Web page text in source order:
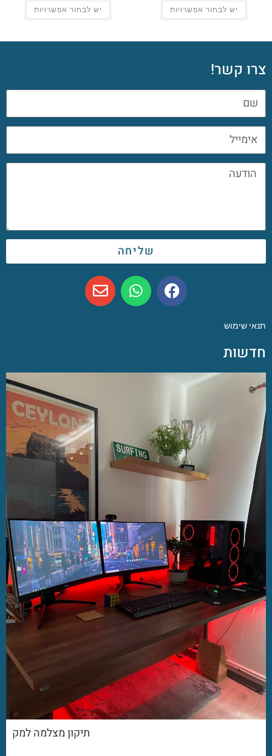
יש לבחור אפשרויות יש לבחור אפשרויות
צרו קשר!
שליחה
תנאי שימוש
חדשות
תיקון מצלמה למק